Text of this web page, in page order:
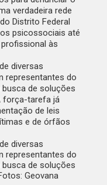
verdadeira rede
Distrito Federal
psicossociais até
às
diversas
representantes do
de soluções
força-tarefa já
de leis
e de órfãos
diversas
representantes do
de soluções
Geovana